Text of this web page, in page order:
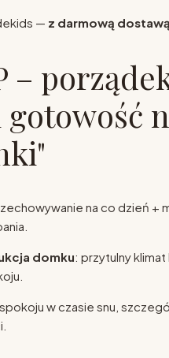
— z darmową dostawą
–
gotowość
na co dzień +
domku: przytulny
w czasie snu,